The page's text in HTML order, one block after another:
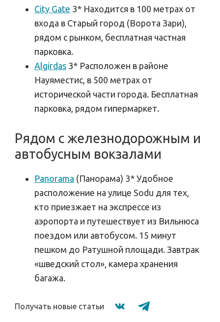
City Gate 3* Находится в 100 метрах от
входа в Старый город (Ворота Зари),
рядом с рынком, бесплатная частная
парковка.
Algirdas 3* Расположен в районе
Науяместис, в 500 метрах от
исторической части города. Бесплатная
парковка, рядом гипермаркет.
Рядом с железнодорожным и
автобусным вокзалами
Panorama (Панорама) 3* Удобное
расположение на улице Sodu для тех,
кто приезжает на экспрессе из
аэропорта и путешествует из Вильнюса
поездом или автобусом. 15 минут
пешком до Ратушной площади. Завтрак
«шведский стол», камера хранения
багажа.
Получать новые статьи